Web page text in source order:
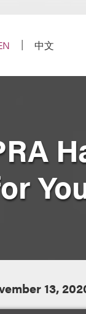
中文
13,